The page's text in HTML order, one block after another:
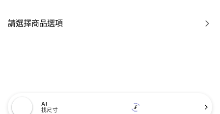
請選擇商品選項
AI
找尺寸